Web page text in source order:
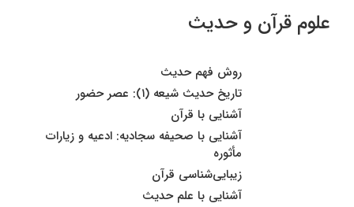
علوم قرآن و حدیث
روش فهم حدیث
تاریخ حدیث شیعه (۱): عصر حضور
آشنایی با قرآن
آشنایی با صحیفه سجادیه: ادعیه و زیارات
مأثوره
زیبایی‌شناسی قرآن
آشنایی با علم حدیث